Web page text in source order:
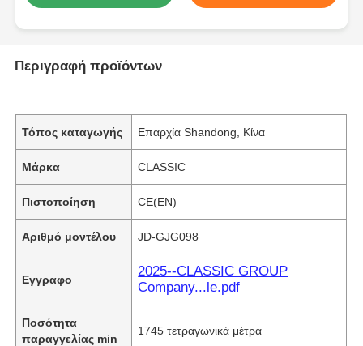
Περιγραφή προϊόντων
Τόπος καταγωγής Επαρχία Shandong, Κίνα
Μάρκα CLASSIC
Πιστοποίηση CE(EN)
Αριθμό μοντέλου JD-GJG098
Εγγραφο
2025--CLASSIC GROUP
Company...le.pdf
Ποσότητα
παραγγελίας min
1745 τετραγωνικά μέτρα